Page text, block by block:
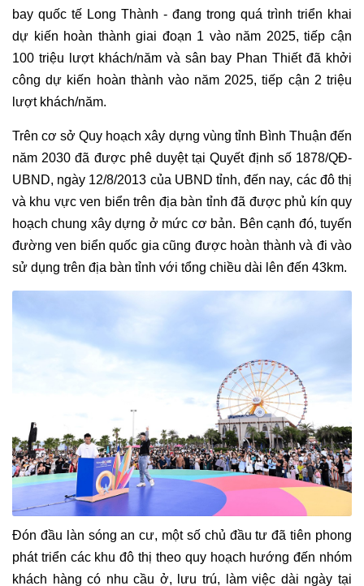
bay quốc tế Long Thành - đang trong quá trình triển khai
dự kiến hoàn thành giai đoạn 1 vào năm 2025, tiếp cận
100 triệu lượt khách/năm và sân bay Phan Thiết đã khởi
công dự kiến hoàn thành vào năm 2025, tiếp cận 2 triệu
lượt khách/năm.
Trên cơ sở Quy hoạch xây dựng vùng tỉnh Bình Thuận đến
năm 2030 đã được phê duyệt tại Quyết định số 1878/QĐ-
UBND, ngày 12/8/2013 của UBND tỉnh, đến nay, các đô thị
và khu vực ven biển trên địa bàn tỉnh đã được phủ kín quy
hoạch chung xây dựng ở mức cơ bản. Bên cạnh đó, tuyến
đường ven biển quốc gia cũng được hoàn thành và đi vào
sử dụng trên địa bàn tỉnh với tổng chiều dài lên đến 43km.
Đón đầu làn sóng an cư, một số chủ đầu tư đã tiên phong
phát triển các khu đô thị theo quy hoạch hướng đến nhóm
khách hàng có nhu cầu ở, lưu trú, làm việc dài ngày tại